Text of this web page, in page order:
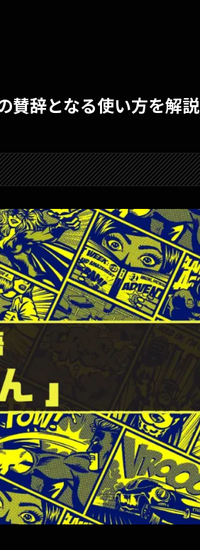
賛辞となる使い方を解説